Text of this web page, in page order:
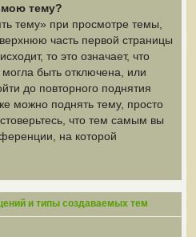
мою тему?
тему» при просмотре темы,
часть первой страницы
то это означает, что
быть отключена, или
до повторного поднятия
можно поднять тему, просто
что тем самым вы
на которой
и типы создаваемых тем